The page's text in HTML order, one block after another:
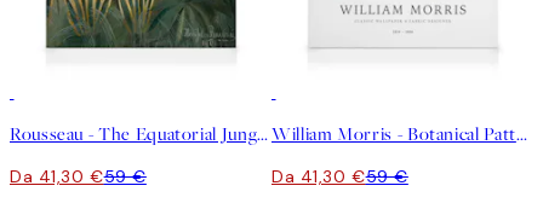
Rousseau - The Equatorial Jungle Stampa su Tela
Da 41,30 €59 €
William Morris - Botanical Pattern Stampa su Tela
Da 41,30 €59 €